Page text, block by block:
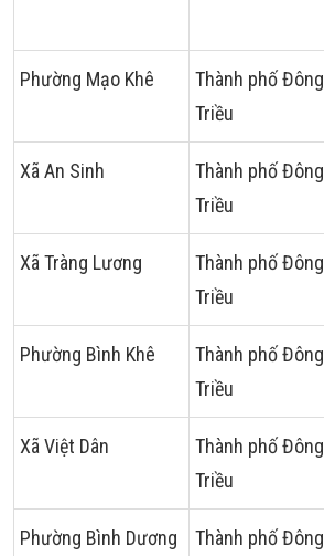
Phường Mạo Khê
Thành phố Đông
Triều
Xã An Sinh
Thành phố Đông
Triều
Xã Tràng Lương
Thành phố Đông
Triều
Phường Bình Khê
Thành phố Đông
Triều
Xã Việt Dân
Thành phố Đông
Triều
Phường Bình Dương
Thành phố Đông